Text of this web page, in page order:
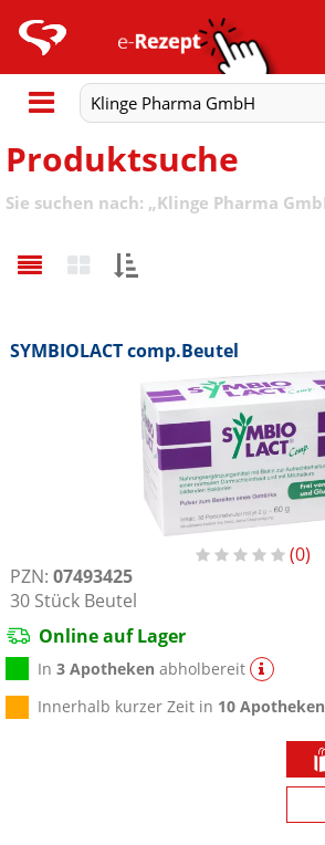
Produktsuche
Sie suchen nach: „Klinge Pharma
SYMBIOLACT comp.Beutel
0
PZN: 07493425
30 Stück Beutel
Online auf Lager
In3 Apotheken abholbereit
Innerhalb kurzer Zeit in 10 Apotheken